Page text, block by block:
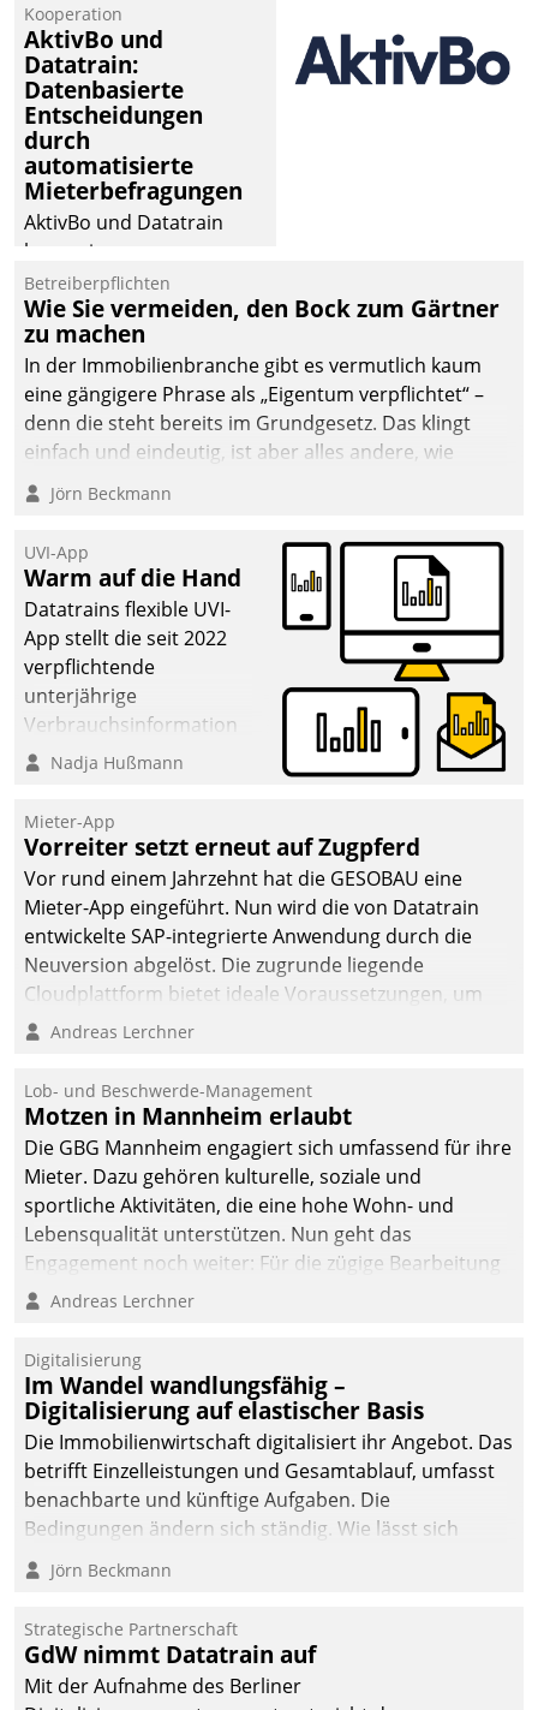
operativen
Instandhaltung in die
SAP-Systemlandschaft
deutscher
Wohnungsunternehmen
– und beschleunigt damit
den Weg vom
Mieteranliegen zum
Kooperation
AktivBo und
Datatrain:
Datenbasierte
Entscheidungen
durch
automatisierte
Mieterbefragungen
AktivBo und Datatrain
kooperieren –
Immobilienunternehmen
profitieren: Die nahtlose
Integration der Lösungen
von AktivBo und
Datatrain ermöglicht
automatisiert ausgelöste,
zielgerichtete
Mieterbefragungen – eine
starke Grundlage für
datengestützte
Entscheidungen.
Betreiberpflichten
Wie Sie vermeiden, den Bock zum Gärtner
zu machen
In der Immobilienbranche gibt es vermutlich kaum
eine gängigere Phrase als „Eigentum verpflichtet“ –
denn die steht bereits im Grundgesetz. Das klingt
einfach und eindeutig, ist aber alles andere, wie
Branchenbeschäftigte wissen. Denn mit der
Verantwortung folgen Verpflichtungen.
Jörn Beckmann
UVI-App
Warm auf die Hand
Datatrains flexible UVI-
App stellt die seit 2022
verpflichtende
unterjährige
Verbrauchsinformation
schnell, zuverlässig und
Die monatlichen
Mitteilungen zum
Heizungs- und
Wasserverbrauch gehen
automatisiert, vollständig
und auf Wunsch über
mehrere zuvor
Kommunikationswege bei
Nadja Hußmann
Mieter-App
Vorreiter setzt erneut auf Zugpferd
Vor rund einem Jahrzehnt hat die GESOBAU eine
Mieter-App eingeführt. Nun wird die von Datatrain
entwickelte SAP-integrierte Anwendung durch die
Neuversion abgelöst. Die zugrunde liegende
Cloudplattform bietet ideale Voraussetzungen, um
die Funktionalität der App zu erweitern und weitere
integrieren.
Andreas Lerchner
Lob- und Beschwerde-Management
Motzen in Mannheim erlaubt
Die GBG Mannheim engagiert sich umfassend für ihre
Mieter. Dazu gehören kulturelle, soziale und
sportliche Aktivitäten, die eine hohe Wohn- und
Lebensqualität unterstützen. Nun geht das
Engagement noch weiter: Für die zügige Bearbeitung
von Beschwerden – oder Lob – richtet das
und Beschwerde-Management einen eigenen Kanal
ein.
Andreas Lerchner
Digitalisierung
Im Wandel wandlungsfähig –
Digitalisierung auf elastischer Basis
Die Immobilienwirtschaft digitalisiert ihr Angebot. Das
betrifft Einzelleistungen und Gesamtablauf, umfasst
benachbarte und künftige Aufgaben. Die
Bedingungen ändern sich ständig. Wie lässt sich
technisch die Kontrolle wahren und zugleich Freiraum
fürs Wachsen öffnen?
Jörn Beckmann
Strategische Partnerschaft
GdW nimmt Datatrain auf
Mit der Aufnahme des Berliner